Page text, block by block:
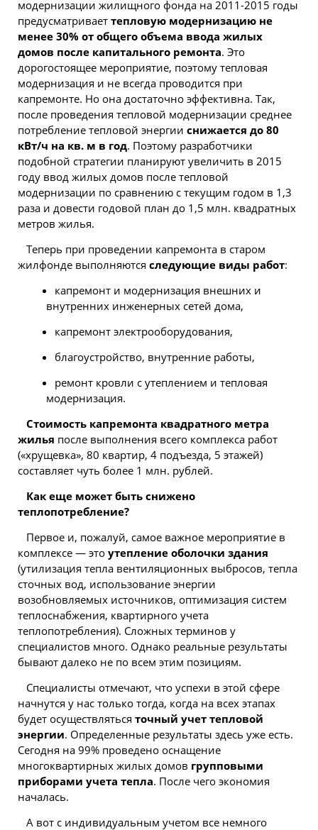
модернизации жилищного фонда на 2011-2015 годы
предусматривает тепловую модернизацию не
менее 30% от общего объема ввода жилых
домов после капитального ремонта. Это
дорогостоящее мероприятие, поэтому тепловая
модернизация и не всегда проводится при
капремонте. Но она достаточно эффективна. Так,
после проведения тепловой модернизации среднее
потребление тепловой энергии снижается до 80
кВт/ч на кв. м в год. Поэтому разработчики
подобной стратегии планируют увеличить в 2015
году ввод жилых домов после тепловой
модернизации по сравнению с текущим годом в 1,3
раза и довести годовой план до 1,5 млн. квадратных
метров жилья.
Теперь при проведении капремонта в старом
жилфонде выполняются следующие виды работ:
капремонт и модернизация внешних и
внутренних инженерных сетей дома,
капремонт электрооборудования,
благоустройство, внутренние работы,
ремонт кровли с утеплением и тепловая
модернизация.
Стоимость капремонта квадратного метра
жилья после выполнения всего комплекса работ
(«хрущевка», 80 квартир, 4 подъезда, 5 этажей)
составляет чуть более 1 млн. рублей.
Как еще может быть снижено
теплопотребление?
Первое и, пожалуй, самое важное мероприятие в
комплексе — это утепление оболочки здания
(утилизация тепла вентиляционных выбросов, тепла
сточных вод, использование энергии
возобновляемых источников, оптимизация систем
теплоснабжения, квартирного учета
теплопотребления). Сложных терминов у
специалистов много. Однако реальные результаты
бывают далеко не по всем этим позициям.
Специалисты отмечают, что успехи в этой сфере
начнутся у нас только тогда, когда на всех этапах
будет осуществляться точный учет тепловой
энергии. Определенные результаты здесь уже есть.
Сегодня на 99% проведено оснащение
многоквартирных жилых домов групповыми
приборами учета тепла. После чего экономия
началась.
А вот с индивидуальным учетом все немного